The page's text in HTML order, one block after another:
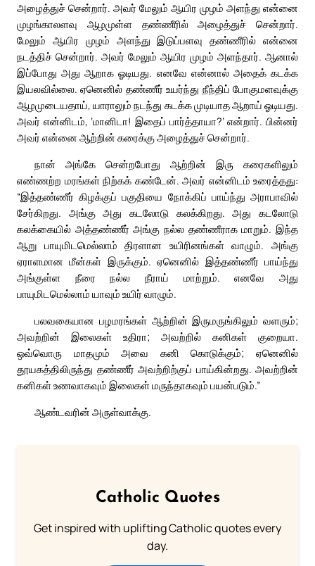
அழைத்துச் சென்றார். அவர் மேலும் ஆயிர முழம் அளந்து என்னை
முழங்காலளவு ஆழமுள்ள தண்ணீரில் அழைத்துச் சென்றார்.
மேலும் ஆயிர முழம் அளந்து இடுப்பளவு தண்ணீரில் என்னை
நடத்திச் சென்றார். அவர் மேலும் ஆயிர முழம் அளந்தார். ஆனால்
இப்போது அது ஆறாக ஓடியது. எனவே என்னால் அதைக் கடக்க
இயலவில்லை. ஏனெனில் தண்ணீர் உயர்ந்து நீந்திப் போகுமளவுக்கு
ஆழமுடையதாய், யாராலும் நடந்து கடக்க முடியாத ஆறாய் ஓடியது.
அவர் என்னிடம், ‘மானிடா! இதைப் பார்த்தாயா?’ என்றார். பின்னர்
அவர் என்னை ஆற்றின் கரைக்கு அழைத்துச் சென்றார்.
நான் அங்கே சென்றபோது ஆற்றின் இரு கரைகளிலும்
எண்ணற்ற மரங்கள் நிற்கக் கண்டேன். அவர் என்னிடம் உரைத்தது:
“இத்தண்ணீர் கிழக்குப் பகுதியை நோக்கிப் பாய்ந்து அராபாவில்
சேர்கிறது. அங்கு அது கடலோடு கலக்கிறது. அது கடலோடு
கலக்கையில் அத்தண்ணீர் அங்கு நல்ல தண்ணீராக மாறும். இந்த
ஆறு பாயுமிடமெல்லாம் திரளான உயிரினங்கள் வாழும். அங்கு
ஏராளமான மீன்கள் இருக்கும். ஏனெனில் இத்தண்ணீர் பாய்ந்து
அங்குள்ள நீரை நல்ல நீராய் மாற்றும். எனவே அது
பாயுமிடமெல்லாம் யாவும் உயிர் வாழும்.
பலவகையான பழமரங்கள் ஆற்றின் இருமருங்கிலும் வளரும்;
அவற்றின் இலைகள் உதிரா; அவற்றில் கனிகள் குறையா.
ஒவ்வொரு மாதமும் அவை கனி கொடுக்கும்; ஏனெனில்
தூயகத்திலிருந்து தண்ணீர் அவற்றிற்குப் பாய்கின்றது. அவற்றின்
கனிகள் உணவாகவும் இலைகள் மருந்தாகவும் பயன்படும்.”
ஆண்டவரின் அருள்வாக்கு.
Catholic Quotes
Get inspired with uplifting Catholic quotes every
day.